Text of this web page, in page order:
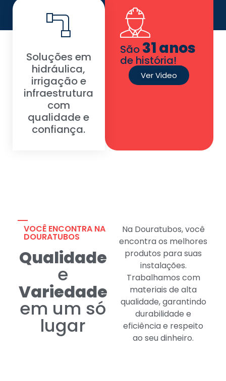
hidráulica,
irrigação e
infraestrutura
com
qualidade e
confiança.
São31 anos
de história!
Ver Video
DOURATUBOS
Qualidade
e
Variedade
em um só
lugar
encontra os melhores
produtos para suas
instalações.
Trabalhamos com
materiais de alta
qualidade, garantindo
durabilidade e
eficiência e respeito
ao seu dinheiro.